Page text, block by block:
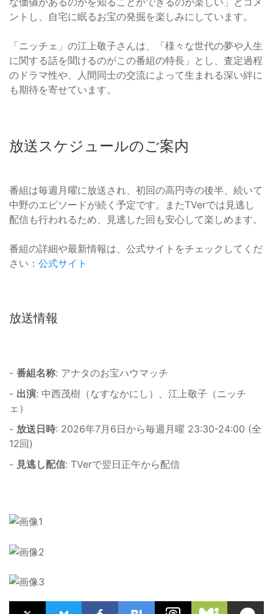
ントし、自宅に眠るお宝の発掘を楽しみにしています。
「ニッチェ」の江上敬子さんは、「様々な世代の夢や人生
に関する話を聞けるのがこの番組の特長」とし、査定過程
のドラマ性や、人間同士の交流によって生まれる深い絆に
も期待を寄せています。
放送スケジュールのご案内
番組は毎週月曜に放送され、初回の高円寺の後半、続いて
中野のエピソードが続く予定です。またTVerでは見逃し
配信も行われるため、見逃した回も安心して楽しめます。
番組の詳細や最新情報は、公式サイトをチェックしてくだ
さい： 公式サイト
放送情報
- 番組名称: アナタのお宝ハウマッチ
- 出演: 中西茂樹（なすなかにし）、江上敬子（ニッチ
ェ）
- 放送日時: 2026年7月6日から毎週月曜 23:30-24:00 (全
12回)
- 見逃し配信: TVerで翌日正午から配信